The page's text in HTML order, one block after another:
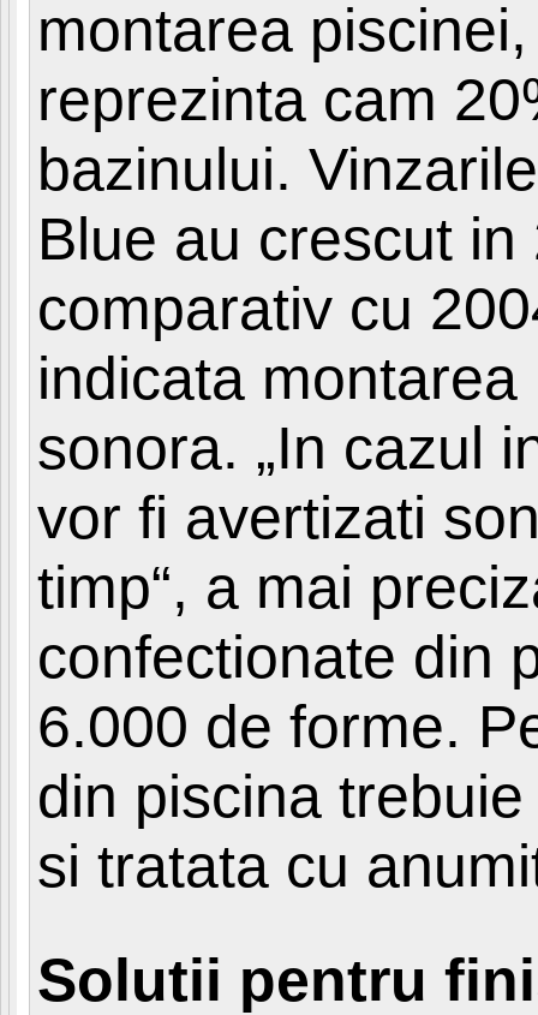
montarea
reprezinta cam
bazinului.
Blue au crescut
comparativ cu
indicata
sonora. „In cazul
vor fi avertizati
timp“, a mai
confectionate din
6.000 de forme.
din piscina
si tratata cu
Solutii pentru